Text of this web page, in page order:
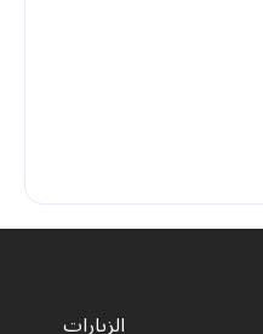
الزيارات